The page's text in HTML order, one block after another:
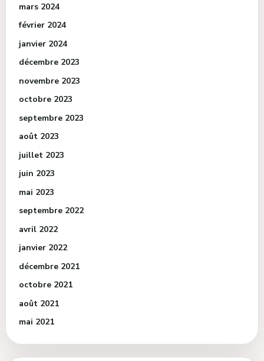
mars 2024
février 2024
janvier 2024
décembre 2023
novembre 2023
octobre 2023
septembre 2023
août 2023
juillet 2023
juin 2023
mai 2023
septembre 2022
avril 2022
janvier 2022
décembre 2021
octobre 2021
août 2021
mai 2021